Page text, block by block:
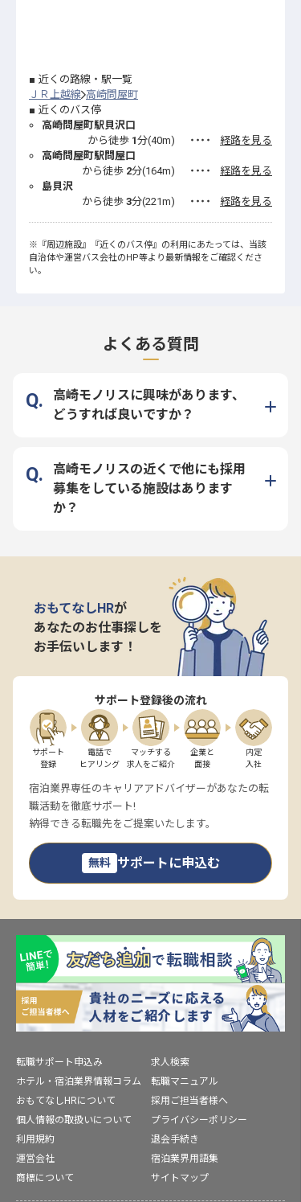
近くの路線・駅一覧
ＪＲ上越線 高崎問屋町
近くのバス停
高崎問屋町駅貝沢口
から徒歩 1分(40m) ・・・・
経路を見る
高崎問屋町駅問屋口
から徒歩 2分(164m) ・・・・
経路を見る
島貝沢
から徒歩 3分(221m) ・・・・ 経路を見る
※ 『周辺施設』 『近くのバス停』 の利用にあたっては、当該
自治体や運営バス会社のHP等より最新情報をご確認くださ
い。
よくある質問
高崎モノリスに興味があります、
どうすれば良いですか？
高崎モノリスの近くで他にも採用
募集をしている施設はあります
か？
おもてなしHRが
あなたのお仕事探しを
お手伝いします！
サポート登録後の流れ
サポート
登録
電話で
ヒアリング
マッチする
求人をご紹介
企業と
面接
内定
入社
宿泊業界専任のキャリアアドバイザーがあなたの転
職活動を徹底サポート!
納得できる転職先をご提案いたします。
無料 サポートに申込む
転職サポート申込み
求人検索
ホテル・宿泊業界情報コラム
転職マニュアル
おもてなしHRについて
採用ご担当者様へ
個人情報の取扱いについて
プライバシーポリシー
利用規約
退会手続き
運営会社
宿泊業界用語集
商標について
サイトマップ